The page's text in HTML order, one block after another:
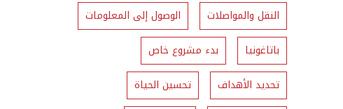
النقل والمواصلات
الوصول إلى المعلومات
باتاغونيا
بدء مشروع خاص
تحديد الأهداف
تحسين الحياة